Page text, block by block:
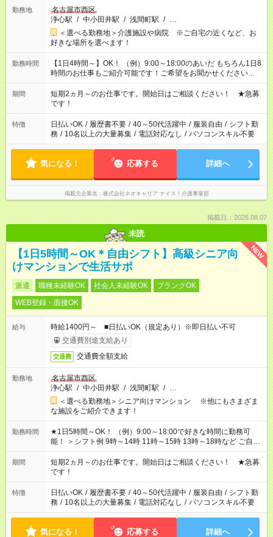
勤務地
名古屋市西区
浄心駅 / 中小田井駅 / 浅間町駅 / …
＜選べる勤務地＞介護施設や病院 ※ご自宅の近くなど、お
好きな場所を選べます！
勤務時間
【1日4時間～】OK！ （例）9:00～18:00のあいだ もちろん1日8
時間のお仕事もご紹介可能です！ご希望をお聞かせください！
その他の時間帯もあなたのライフスタイルに合わせて お選びい
ただけます！ 【シフト固定もOK】★家庭の都合でお休みが必要
な場合も遠慮なくご相談ください。 ※週最低15時間以上の勤務
が必要です
期間
短期2ヵ月～のお仕事です。開始日はご相談ください！ ★急募
です！
特徴 日払いOK / 履歴書不要 / 40～50代活躍中 / 服装自由 / シフト勤
務 / 10名以上の大量募集 / 電話対応なし / パソコンスキル不要
気になる！ 応募する 詳細へ
掲載元企業名 株式会社ネオキャリア ナイス！介護事業部
掲載日：2026.08.07
未読
NEW
【1日5時間～OK＊自由シフト】高級シニア向
けマンションで生活サポ
派遣 職種未経験OK 社会人未経験OK
ブランクOK
WEB登録・面接OK
給与
時給1400円～ ■日払いOK（規定あり）※即日払い不可
交通費別途支給あり
交通費 交通費全額支給
勤務地
名古屋市西区
浄心駅 / 中小田井駅 / 浅間町駅 / …
＜選べる勤務地＞シニア向けマンション ※他にもさまざま
な施設をご紹介できます！
勤務時間
★1日5時間～OK！ （例）9:00～18:00で好きな時間に勤務可
能！ ＞シフト例 9時～14時 11時～15時 13時～18時など ご自身
のご都合に合わせて勤務時間をご相談ください！ ★家庭の都合
でお休みや時間の調整が必要な場合も遠慮なくご相談くださ
い。
期間
短期2ヵ月～のお仕事です。開始日はご相談ください！ ★急募
です！
特徴 日払いOK / 履歴書不要 / 40～50代活躍中 / 服装自由 / シフト勤
務 / 10名以上の大量募集 / 電話対応なし / パソコンスキル不要
気になる！ 応募する 詳細へ